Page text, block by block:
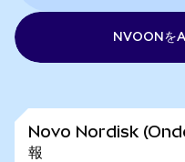
NVOONを
Novo Nordisk
報